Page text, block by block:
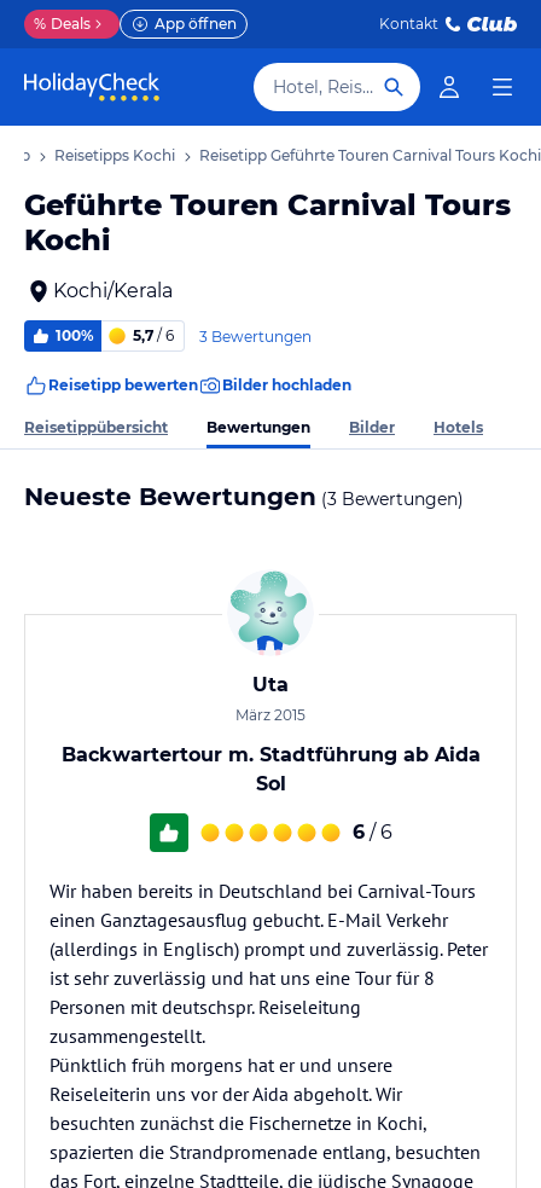
% Deals App öffnen Kontakt
Hotel, Reiseziel
Reisetipps Kochi Reisetipp Geführte Touren Carnival Tours Kochi
Geführte Touren Carnival Tours
Kochi
Kochi/Kerala
100% 5,7 / 6 3 Bewertungen
Reisetipp bewerten Bilder hochladen
Reisetippübersicht Bewertungen Bilder Hotels
Neueste Bewertungen (3 Bewertungen)
Uta
März 2015
Backwartertour m. Stadtführung ab Aida
Sol
6 / 6
Wir haben bereits in Deutschland bei Carnival-Tours
einen Ganztagesausflug gebucht. E-Mail Verkehr
(allerdings in Englisch) prompt und zuverlässig. Peter
ist sehr zuverlässig und hat uns eine Tour für 8
Personen mit deutschspr. Reiseleitung
zusammengestellt.
Pünktlich früh morgens hat er und unsere
Reiseleiterin uns vor der Aida abgeholt. Wir
besuchten zunächst die Fischernetze in Kochi,
spazierten die Strandpromenade entlang, besuchten
das Fort, einzelne Stadtteile, die jüdische Synagoge